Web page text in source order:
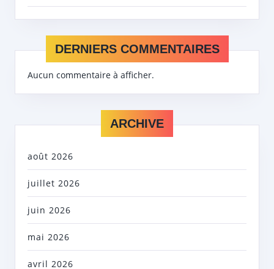
DERNIERS COMMENTAIRES
Aucun commentaire à afficher.
ARCHIVE
août 2026
juillet 2026
juin 2026
mai 2026
avril 2026